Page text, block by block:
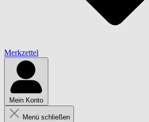
Merkzettel
Mein Konto
Menü schließen